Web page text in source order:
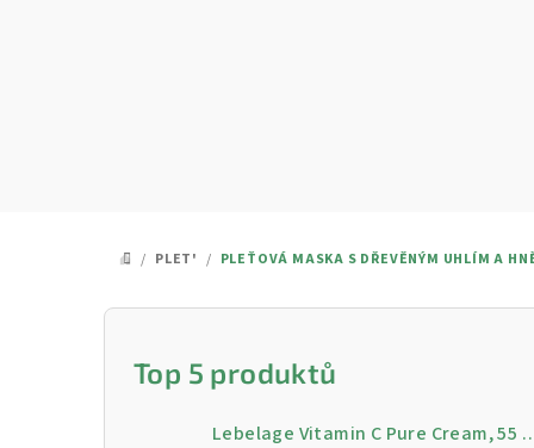
DOMŮ
/ PLET' / PLEŤOVÁ MASKA ​​S DŘEVĚNÝM UHLÍM A
P
Top 5 produktů
Lebelage Vitamin C Pure Cream, 55